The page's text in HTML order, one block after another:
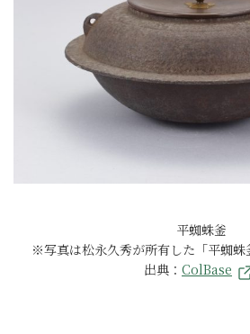
平蜘蛛釜
※写真は松永久秀が所有した「平蜘蛛
出典： ColBase